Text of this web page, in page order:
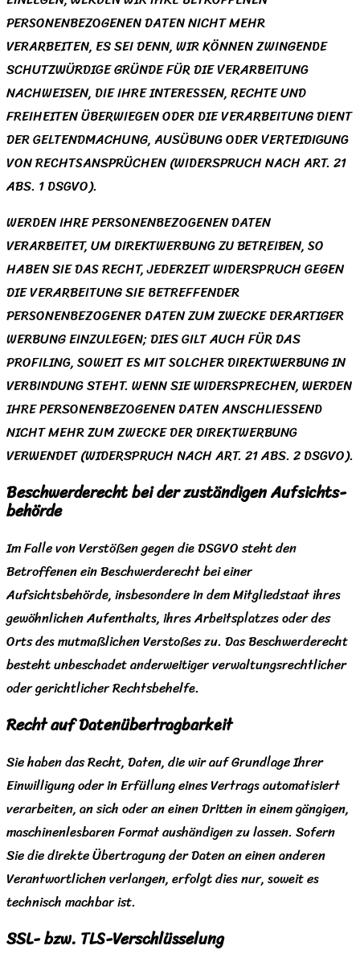
PERSONENBEZOGENEN DATEN NICHT MEHR
VERARBEITEN, ES SEI DENN, WIR KÖNNEN ZWINGENDE
SCHUTZWÜRDIGE GRÜNDE FÜR DIE VERARBEITUNG
NACHWEISEN, DIE IHRE INTERESSEN, RECHTE UND
FREIHEITEN ÜBERWIEGEN ODER DIE VERARBEITUNG DIENT
DER GELTENDMACHUNG, AUSÜBUNG ODER VERTEIDIGUNG
VON RECHTSANSPRÜCHEN (WIDERSPRUCH NACH ART. 21
ABS. 1 DSGVO).
WERDEN IHRE PERSONENBEZOGENEN DATEN
VERARBEITET, UM DIREKTWERBUNG ZU BETREIBEN, SO
HABEN SIE DAS RECHT, JEDERZEIT WIDERSPRUCH GEGEN
DIE VERARBEITUNG SIE BETREFFENDER
PERSONENBEZOGENER DATEN ZUM ZWECKE DERARTIGER
WERBUNG EINZULEGEN; DIES GILT AUCH FÜR DAS
PROFILING, SOWEIT ES MIT SOLCHER DIREKTWERBUNG IN
VERBINDUNG STEHT. WENN SIE WIDERSPRECHEN, WERDEN
IHRE PERSONENBEZOGENEN DATEN ANSCHLIESSEND
NICHT MEHR ZUM ZWECKE DER DIREKTWERBUNG
VERWENDET (WIDERSPRUCH NACH ART. 21 ABS. 2 DSGVO).
Beschwerde­recht bei der zuständigen Aufsichts­
behörde
Im Falle von Verstößen gegen die DSGVO steht den
Betroffenen ein Beschwerderecht bei einer
Aufsichtsbehörde, insbesondere in dem Mitgliedstaat ihres
gewöhnlichen Aufenthalts, ihres Arbeitsplatzes oder des
Orts des mutmaßlichen Verstoßes zu. Das Beschwerderecht
besteht unbeschadet anderweitiger verwaltungsrechtlicher
oder gerichtlicher Rechtsbehelfe.
Recht auf Daten­übertrag­barkeit
Sie haben das Recht, Daten, die wir auf Grundlage Ihrer
Einwilligung oder in Erfüllung eines Vertrags automatisiert
verarbeiten, an sich oder an einen Dritten in einem gängigen,
maschinenlesbaren Format aushändigen zu lassen. Sofern
Sie die direkte Übertragung der Daten an einen anderen
Verantwortlichen verlangen, erfolgt dies nur, soweit es
technisch machbar ist.
SSL- bzw. TLS-Verschlüsselung